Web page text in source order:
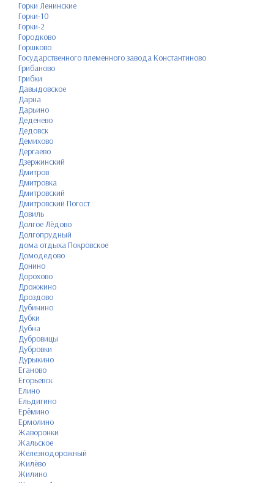
Горки Ленинские
Горки-10
Горки-2
Городково
Горшково
Государственного племенного завода Константиново
Грибаново
Грибки
Давыдовское
Дарна
Дарьино
Деденево
Дедовск
Демихово
Дергаево
Дзержинский
Дмитров
Дмитровка
Дмитровский
Дмитровский Погост
Довиль
Долгое Лёдово
Долгопрудный
дома отдыха Покровское
Домодедово
Донино
Дорохово
Дрожжино
Дроздово
Дубинино
Дубки
Дубна
Дубровицы
Дубровки
Дурыкино
Еганово
Егорьевск
Елино
Ельдигино
Ерёмино
Ермолино
Жаворонки
Жальское
Железнодорожный
Жилёво
Жилино